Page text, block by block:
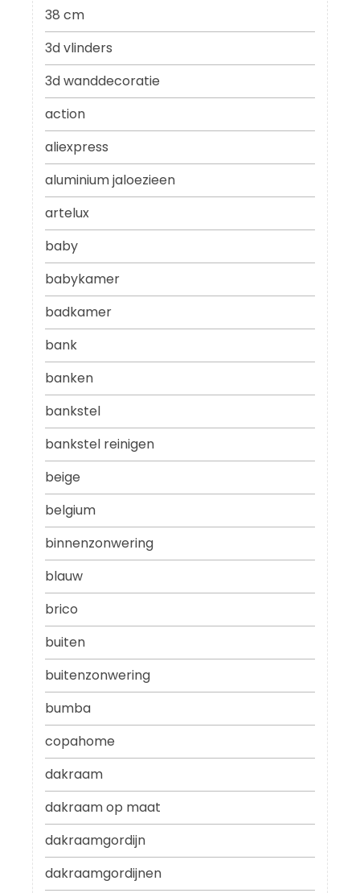
38 cm
3d vlinders
3d wanddecoratie
action
aliexpress
aluminium jaloezieen
artelux
baby
babykamer
badkamer
bank
banken
bankstel
bankstel reinigen
beige
belgium
binnenzonwering
blauw
brico
buiten
buitenzonwering
bumba
copahome
dakraam
dakraam op maat
dakraamgordijn
dakraamgordijnen